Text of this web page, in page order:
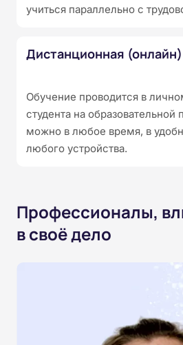
учиться параллельно с
Дистанционная (онлайн)
Обучение проводится в
студента на образовательной
можно в любое время, в
любого устройства.
Профессионалы,
в своё дело